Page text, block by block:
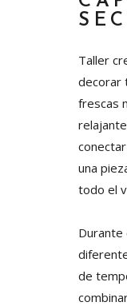
Taller
decorar
frescas
una
todo el
Durante
de